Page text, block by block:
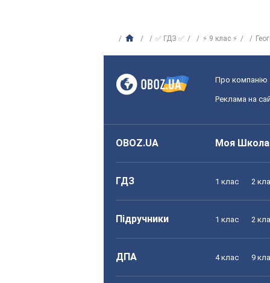
✅ ГДЗ ✅ ⚡ 9 клас ⚡
Про компанію
Реклама на
OBOZ.UA Моя Школа
ГДЗ 1 клас 2
Підручники 1 клас 2
ДПА 4 клас 9